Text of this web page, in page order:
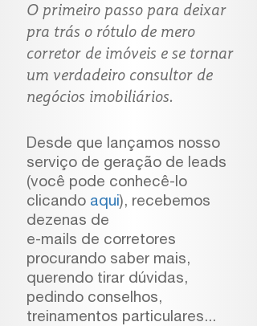
O primeiro passo para deixar
pra trás o rótulo de mero
corretor de imóveis e se tornar
um verdadeiro consultor de
negócios imobiliários.
Desde que lançamos nosso
serviço de geração de leads
(você pode conhecê-lo
clicando aqui​​​​​​​), recebemos
dezenas de
e-mails de corretores
procurando saber mais,
querendo tirar dúvidas,
pedindo conselhos,
treinamentos particulares...